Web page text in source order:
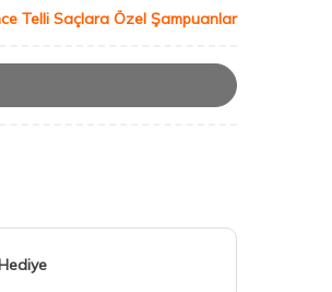
Telli Saçlara Özel Şampuanlar